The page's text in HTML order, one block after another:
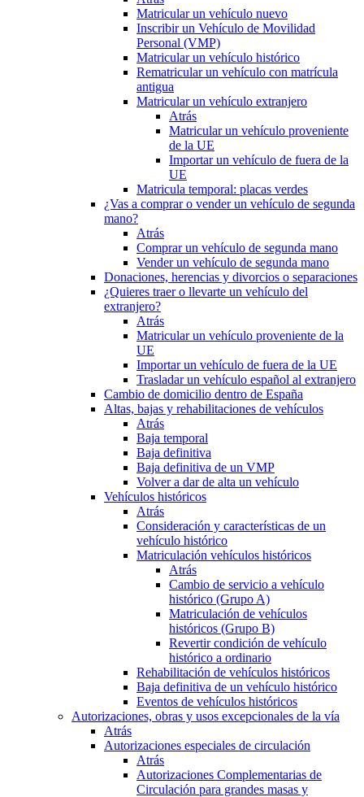
Matricular un vehículo nuevo
Inscribir un Vehículo de Movilidad
Personal (VMP)
Matricular un vehículo histórico
Rematricular un vehículo con matrícula
antigua
Matricular un vehículo extranjero
Atrás
Matricular un vehículo proveniente
de la UE
Importar un vehículo de fuera de la
UE
Matricula temporal: placas verdes
¿Vas a comprar o vender un vehículo de segunda
mano?
Atrás
Comprar un vehículo de segunda mano
Vender un vehículo de segunda mano
Donaciones, herencias y divorcios o separaciones
¿Quieres traer o llevarte un vehículo del
extranjero?
Atrás
Matricular un vehículo proveniente de la
UE
Importar un vehículo de fuera de la UE
Trasladar un vehículo español al extranjero
Cambio de domicilio dentro de España
Altas, bajas y rehabilitaciones de vehículos
Atrás
Baja temporal
Baja definitiva
Baja definitiva de un VMP
Volver a dar de alta un vehículo
Vehículos históricos
Atrás
Consideración y características de un
vehículo histórico
Matriculación vehículos históricos
Atrás
Cambio de servicio a vehículo
histórico (Grupo A)
Matriculación de vehículos
históricos (Grupo B)
Revertir condición de vehículo
histórico a ordinario
Rehabilitación de vehículos históricos
Baja definitiva de un vehículo histórico
Eventos de vehículos históricos
Autorizaciones, obras y usos excepcionales de la vía
Atrás
Autorizaciones especiales de circulación
Atrás
Autorizaciones Complementarias de
Circulación para grandes masas y